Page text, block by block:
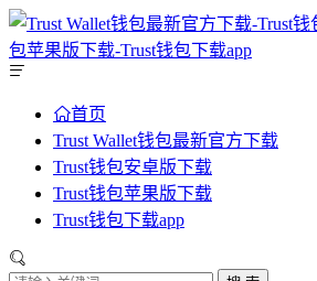
首页
Trust Wallet钱包最新官方下载
Trust钱包安卓版下载
Trust钱包苹果版下载
Trust钱包下载app